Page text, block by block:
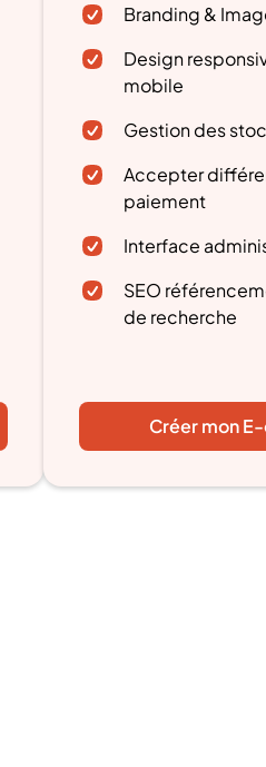
Branding &
Design
mobile
Gestion des
Accepter
paiement
Interface
SEO
de recherche
Créer mon